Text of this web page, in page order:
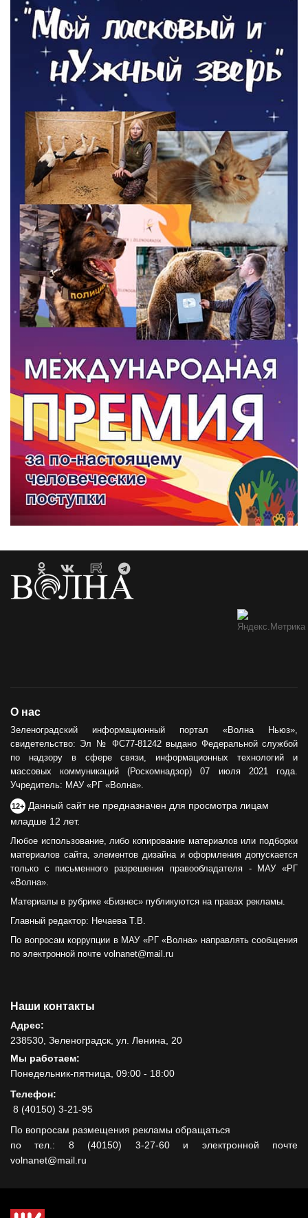
О нас
Зеленоградский информационный портал «Волна Ньюз»,
свидетельство: Эл № ФС77-81242 выдано Федеральной службой
по надзору в сфере связи, информационных технологий и
массовых коммуникаций (Роскомнадзор) 07 июля 2021 года.
Учредитель: МАУ «РГ «Волна».
12+ Данный сайт не предназначен для просмотра лицам
младше 12 лет.
Любое использование, либо копирование материалов или подборки
материалов сайта, элементов дизайна и оформления допускается
только с письменного разрешения правообладателя - МАУ «РГ
«Волна».
Материалы в рубрике «Бизнес» публикуются на правах рекламы.
Главный редактор: Нечаева Т.В.
По вопросам коррупции в МАУ «РГ «Волна» направлять сообщения
по электронной почте volnanet@mail.ru
Наши контакты
Адрес:
238530, Зеленоградск, ул. Ленина, 20
Мы работаем:
Понедельник-пятница, 09:00 - 18:00
Телефон:
8 (40150) 3-21-95
По вопросам размещения рекламы обращаться
по тел.: 8 (40150) 3-27-60 и электронной почте
volnanet@mail.ru